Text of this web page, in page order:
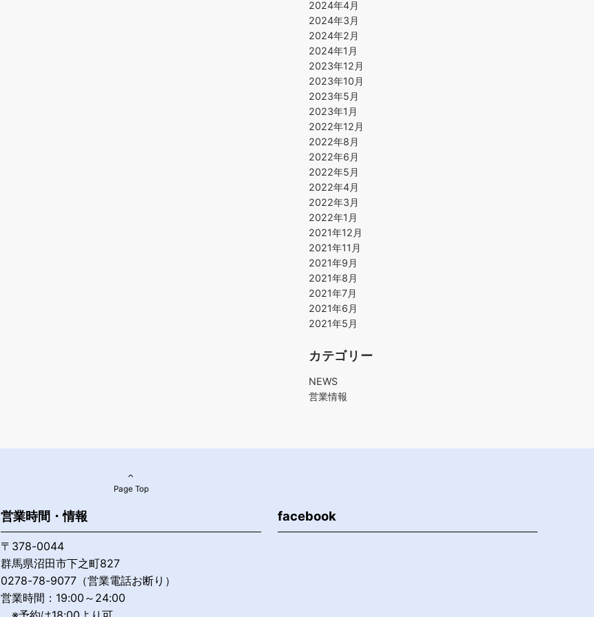
2024年4月
2024年3月
2024年2月
2024年1月
2023年12月
2023年10月
2023年5月
2023年1月
2022年12月
2022年8月
2022年6月
2022年5月
2022年4月
2022年3月
2022年1月
2021年12月
2021年11月
2021年9月
2021年8月
2021年7月
2021年6月
2021年5月
カテゴリー
NEWS
営業情報
Page Top
営業時間・情報
〒378-0044
群馬県沼田市下之町827
0278-78-9077（営業電話お断り）
営業時間：19:00～24:00
facebook